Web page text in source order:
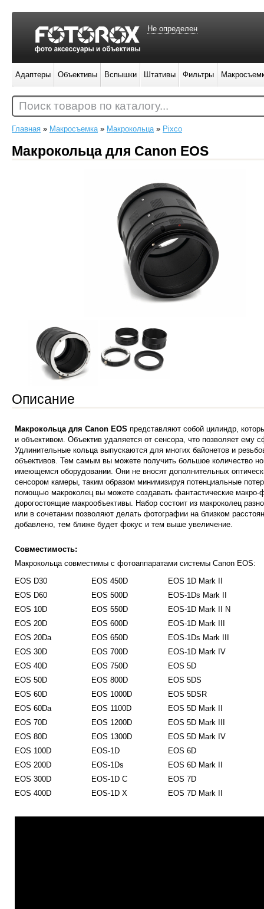
Главная » Макросъемка» Макрокольца» Pixco
Макрокольца для Canon EOS
Описание
Макрокольца для Canon EOS представляют собой цилиндр,
и объективом. Объектив удаляется от сенсора, что позволяет ему
Удлинительные кольца выпускаются для многих байонетов и
объективов. Тем самым вы можете получить большое количество
имеющемся оборудовании. Они не вносят дополнительных
сенсором камеры, таким образом минимизируя потенциальные
помощью макроколец вы можете создавать фантастические макро-
дорогостоящие макрообъективы. Набор состоит из макроколец
или в сочетании позволяют делать фотографии на близком
добавлено, тем ближе будет фокус и тем выше увеличение.
Совместимость:
Макрокольца совместимы с фотоаппаратами системы Canon EOS:
EOS D30
EOS D60
EOS 10D
EOS 20D
EOS 20Da
EOS 30D
EOS 40D
EOS 50D
EOS 60D
EOS 60Da
EOS 70D
EOS 80D
EOS 100D
EOS 200D
EOS 300D
EOS 400D
EOS 450D
EOS 500D
EOS 550D
EOS 600D
EOS 650D
EOS 700D
EOS 750D
EOS 800D
EOS 1000D
EOS 1100D
EOS 1200D
EOS 1300D
EOS-1D
EOS-1Ds
EOS-1D C
EOS-1D X
EOS 1D Mark II
EOS-1Ds Mark II
EOS-1D Mark II N
EOS-1D Mark III
EOS-1Ds Mark III
EOS-1D Mark IV
EOS 5D
EOS 5DS
EOS 5DSR
EOS 5D Mark II
EOS 5D Mark III
EOS 5D Mark IV
EOS 6D
EOS 6D Mark II
EOS 7D
EOS 7D Mark II
Не определен
Адаптеры Объективы Вспышки Штативы Фильтры
Поиск товаров по каталогу...